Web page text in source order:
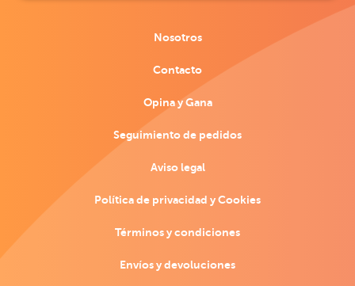
Nosotros
Contacto
Opina y Gana
Seguimiento de pedidos
Aviso legal
Política de privacidad y Cookies
Términos y condiciones
Envíos y devoluciones